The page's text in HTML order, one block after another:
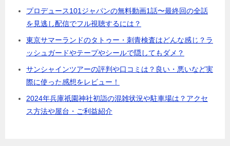
プロデュース101ジャパンの無料動画1話〜最終回の全話
を見逃し配信でフル視聴するには？
東京サマーランドのタトゥー・刺青検査はどんな感じ？ラ
ッシュガードやテープやシールで隠してもダメ？
サンシャインツアーの評判や口コミは？良い・悪いなど実
際に使った感想をレビュー！
2024年兵庫祇園神社初詣の混雑状況や駐車場は？アクセ
ス方法や屋台・ご利益紹介